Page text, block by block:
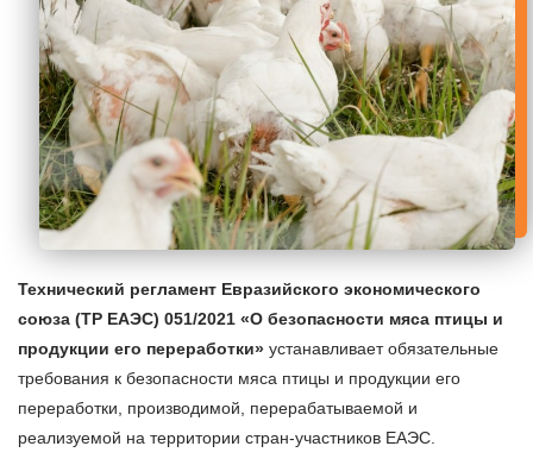
Технический регламент Евразийского экономического
союза (ТР ЕАЭС) 051/2021 «О безопасности мяса птицы и
продукции его переработки» устанавливает обязательные
требования к безопасности мяса птицы и продукции его
переработки, производимой, перерабатываемой и
реализуемой на территории стран-участников ЕАЭС.